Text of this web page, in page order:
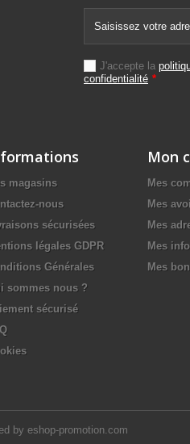
J'accepte la
confidentialité *
magasins
nous
sécurisées
légales GDPR
Générales
sommes nous ?
sécurisé
by eshop-promotion.com
Mon
Mes
Mes
Mes
Mes
Mes